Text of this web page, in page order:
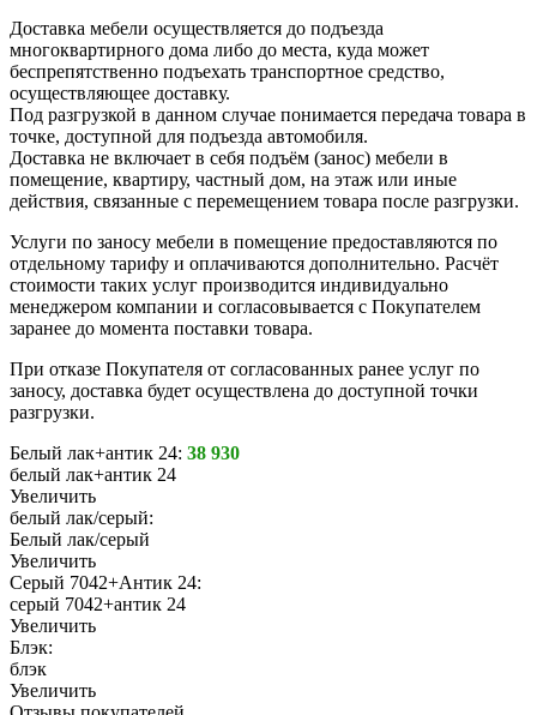
Доставка мебели осуществляется до подъезда
многоквартирного дома либо до места, куда может
беспрепятственно подъехать транспортное средство,
осуществляющее доставку.
Под разгрузкой в данном случае понимается передача товара в
точке, доступной для подъезда автомобиля.
Доставка не включает в себя подъём (занос) мебели в
помещение, квартиру, частный дом, на этаж или иные
действия, связанные с перемещением товара после разгрузки.
Услуги по заносу мебели в помещение предоставляются по
отдельному тарифу и оплачиваются дополнительно. Расчёт
стоимости таких услуг производится индивидуально
менеджером компании и согласовывается с Покупателем
заранее до момента поставки товара.
При отказе Покупателя от согласованных ранее услуг по
заносу, доставка будет осуществлена до доступной точки
разгрузки.
Белый лак+антик 24: 38 930
белый лак+антик 24
Увеличить
белый лак/серый:
Белый лак/серый
Увеличить
Серый 7042+Антик 24:
серый 7042+антик 24
Увеличить
Блэк:
блэк
Увеличить